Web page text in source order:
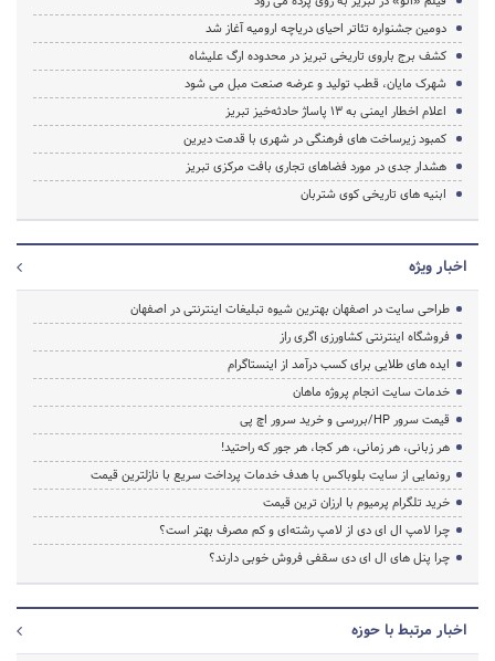
دومین جشنواره تئاتر احیای دریاچه ارومیه آغاز شد
کشف برج باروی تاریخی تبریز در محدوده ارگ علیشاه
شهرک مایان، قطب تولید و عرضه صنعت مبل می شود
اعلام اخطار ایمنی به ۱۳ پاساژ حادثه‌خیز تبریز
کمبود زیرساخت های فرهنگی در شهری با قدمت دیرین
هشدار جدی در مورد فضاهای تجاری بافت مرکزی تبریز
ابنیه های تاریخی کوی شتربان
اخبار ویژه
طراحی سایت در اصفهان بهترین شیوه تبلیغات اینترنتی در اصفهان
فروشگاه اینترنتی کشاورزی اگری راز
ایده های طلایی برای کسب درآمد از اینستاگرام
خدمات سایت انجام پروژه ماهان
قیمت سرور HP/بررسی و خرید سرور اچ پی
هر زبانی، هر زمانی، هر کجا، هر جور که راحتید!
رونمایی از سایت بلوباکس با هدف خدمات پرداخت سریع با نازلترین قیمت
خرید تلگرام پرمیوم با ارزان ترین قیمت
چرا لامپ ال ای دی از لامپ رشته‌ای و کم مصرف بهتر است؟
چرا پنل های ال ای دی سقفی فروش خوبی دارند؟
اخبار مرتبط با حوزه